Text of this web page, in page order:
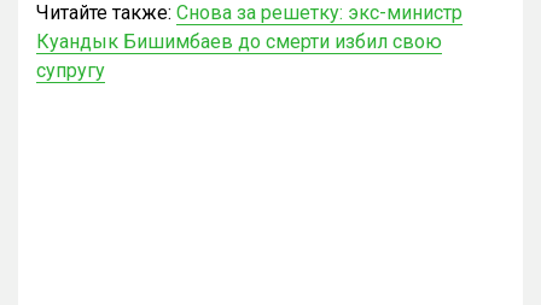
Читайте также: Снова за решетку: экс-министр
Куандык Бишимбаев до смерти избил свою
супругу